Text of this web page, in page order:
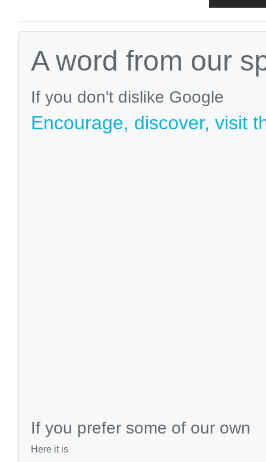
A word from our
If you don't dislike Google
Encourage, discover, visit
If you prefer some of our own
Here it is